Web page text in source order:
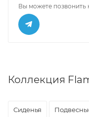
Вы можете позвонить
Коллекция
Сиденья